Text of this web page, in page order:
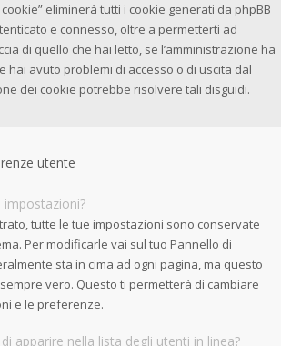
eliminerà tutti i cookie generati da phpBB
e connesso, oltre a permetterti ad
di quello che hai letto, se l’amministrazione ha
hai avuto problemi di accesso o di uscita dal
dei cookie potrebbe risolvere tali disguidi.
utente
tutte le tue impostazioni sono conservate
Per modificarle vai sul tuo Pannello di
sta in cima ad ogni pagina, ma questo
vero. Questo ti permetterà di cambiare
e le preferenze.
apparire nella lista degli utenti in linea?